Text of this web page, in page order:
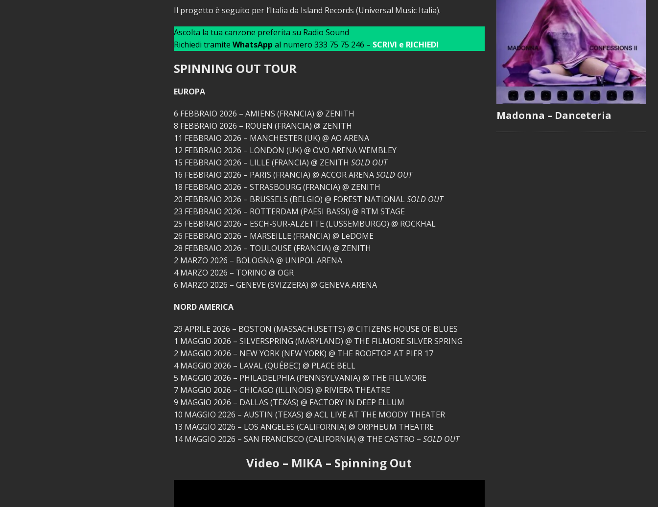
Il progetto è seguito per l’Italia da Island Records (Universal Music Italia).
Ascolta la tua canzone preferita su Radio Sound
Richiedi tramite WhatsApp al numero 333 75 75 246 – SCRIVI e RICHIEDI
SPINNING OUT TOUR
EUROPA
6 FEBBRAIO 2026 – AMIENS (FRANCIA) @ ZENITH
8 FEBBRAIO 2026 – ROUEN (FRANCIA) @ ZENITH
11 FEBBRAIO 2026 – MANCHESTER (UK) @ AO ARENA
12 FEBBRAIO 2026 – LONDON (UK) @ OVO ARENA WEMBLEY
15 FEBBRAIO 2026 – LILLE (FRANCIA) @ ZENITH SOLD OUT
16 FEBBRAIO 2026 – PARIS (FRANCIA) @ ACCOR ARENASOLD OUT
18 FEBBRAIO 2026 – STRASBOURG (FRANCIA) @ ZENITH
20 FEBBRAIO 2026 – BRUSSELS (BELGIO) @ FOREST NATIONALSOLD OUT
23 FEBBRAIO 2026 – ROTTERDAM (PAESI BASSI) @ RTM STAGE
25 FEBBRAIO 2026 – ESCH-SUR-ALZETTE (LUSSEMBURGO) @ ROCKHAL
26 FEBBRAIO 2026 – MARSEILLE (FRANCIA) @ LeDOME
28 FEBBRAIO 2026 – TOULOUSE (FRANCIA) @ ZENITH
2 MARZO 2026 – BOLOGNA @ UNIPOL ARENA
4 MARZO 2026 – TORINO @ OGR
6 MARZO 2026 – GENEVE (SVIZZERA) @ GENEVA ARENA
NORD AMERICA
29 APRILE 2026 – BOSTON (MASSACHUSETTS) @ CITIZENS HOUSE OF BLUES
1 MAGGIO 2026 – SILVERSPRING (MARYLAND) @ THE FILMORE SILVER SPRING
2 MAGGIO 2026 – NEW YORK (NEW YORK) @ THE ROOFTOP AT PIER 17
4 MAGGIO 2026 – LAVAL (QUÉBEC) @ PLACE BELL
5 MAGGIO 2026 – PHILADELPHIA (PENNSYLVANIA) @ THE FILLMORE
7 MAGGIO 2026 – CHICAGO (ILLINOIS) @ RIVIERA THEATRE
9 MAGGIO 2026 – DALLAS (TEXAS) @ FACTORY IN DEEP ELLUM
10 MAGGIO 2026 – AUSTIN (TEXAS) @ ACL LIVE AT THE MOODY THEATER
13 MAGGIO 2026 – LOS ANGELES (CALIFORNIA) @ ORPHEUM THEATRE
14 MAGGIO 2026 – SAN FRANCISCO (CALIFORNIA) @ THE CASTRO – SOLD OUT
Video – MIKA – Spinning Out
Madonna – Danceteria